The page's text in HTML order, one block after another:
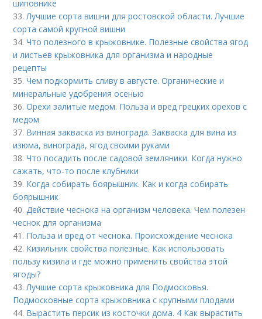
шиповнике
33.Лучшие сорта вишни для ростовской области. Лучшие
сорта самой крупной вишни
34.Что полезного в крыжовнике. Полезные свойства ягод
и листьев крыжовника для организма и народные
рецепты
35.Чем подкормить сливу в августе. Органические и
минеральные удобрения осенью
36.Орехи залитые медом. Польза и вред грецких орехов с
медом
37. Винная закваска из винограда. Закваска для вина из
изюма, винограда, ягод своими руками
38.Что посадить после садовой земляники. Когда нужно
сажать, что-то после клубники
39. Когда собирать боярышник. Как и когда собирать
боярышник
40.Действие чеснока на организм человека. Чем полезен
чеснок для организма
41. Польза и вред от чеснока. Происхождение чеснока
42. Кизильник свойства полезные. Как использовать
пользу кизила и где можно применить свойства этой
ягоды?
43.Лучшие сорта крыжовника для Подмосковья.
Подмосковные сорта крыжовника с крупными плодами
44. Вырастить персик из косточки дома. 4 Как вырастить